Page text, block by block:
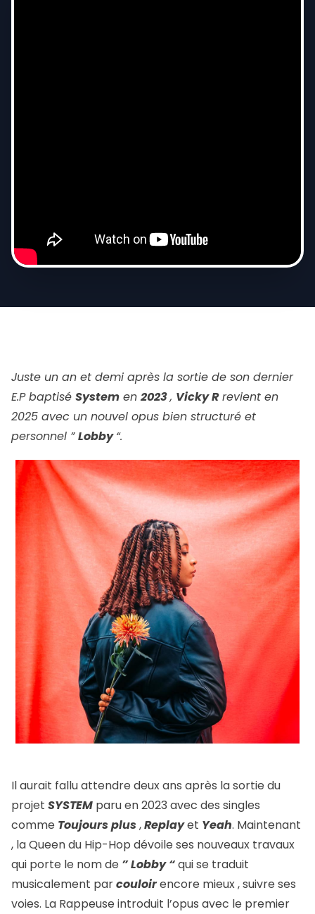
Juste un an et demi après la sortie de son dernier
E.P baptisé System en 2023, Vicky Rrevient en
2025 avec un nouvel opus bien structuré et
personnel ”Lobby“.
Il aurait fallu attendre deux ans après la sortie du
projet SYSTEM paru en 2023 avec des singles
comme Toujours plus,Replayet Yeah. Maintenant
, la Queen du Hip-Hop dévoile ses nouveaux travaux
qui porte le nom de ” Lobby “qui se traduit
musicalement parcouloirencore mieux , suivre ses
voies. La Rappeuse introduit l’opus avec le premier